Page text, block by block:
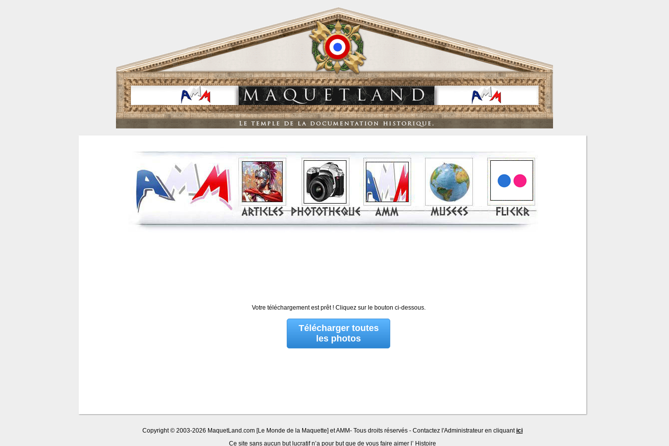
Votre téléchargement est prêt ! Cliquez sur le bouton ci-dessous.
Télécharger toutes
les photos
Copyright © 2003-2026 MaquetLand.com [Le Monde de la Maquette] et AMM- Tous droits réservés - Contactez l'Administrateur en cliquantici
Ce site sans aucun but lucratif n’a pour but que de vous faire aimer l’ Histoire